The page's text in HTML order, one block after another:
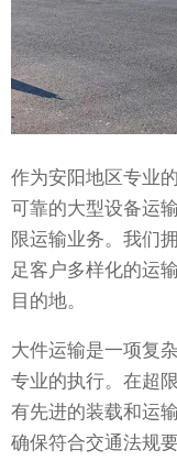
作为安阳地区专业
可靠的大型设备运
限运输业务。我们
足客户多样化的运
目的地。
大件运输是一项复
专业的执行。在超
有先进的装载和运
确保符合交通法规